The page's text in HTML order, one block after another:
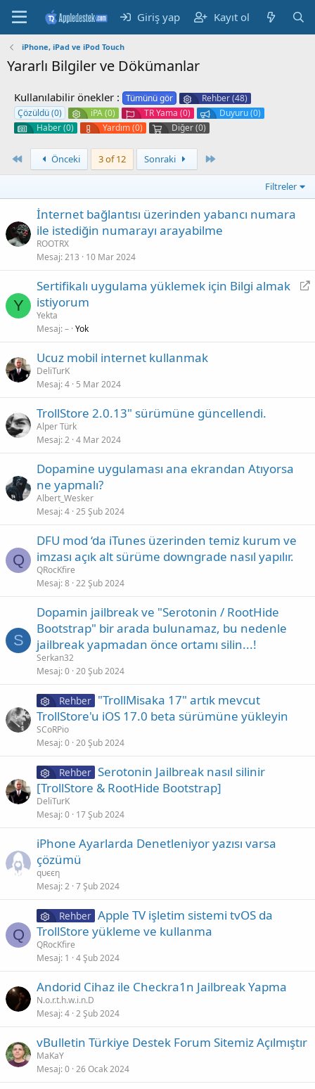
Giriş yap Kayıt ol
iPhone, iPad ve iPod Touch
Yararlı Bilgiler ve Dökümanlar
Kullanılabilir önekler : Tümünü gör
Rehber (48)
Çözüldü (0)
iPA (0) TR Yama (0)
Duyuru (0)
Haber (0)
Yardım (0) Diğer (0)
Birinci Önceki 3 of 12 Sonraki
Filtreler
İnternet bağlantısı üzerinden yabancı numara
ile istediğin numarayı arayabilme
ROOTRX
Mesaj 213 10 Mar 2024
Y
Y
Sertifikalı uygulama yüklemek için Bilgi almak
istiyorum
Yekta
Mesaj – Yok
Ucuz mobil internet kullanmak
DeliTurK
Mesaj 4 5 Mar 2024
TrollStore 2.0.13" sürümüne güncellendi.
Alper Türk
Mesaj 2 4 Mar 2024
Dopamine uygulaması ana ekrandan Atıyorsa
ne yapmalı?
Albert_Wesker
Mesaj 4 25 Şub 2024
Q
DFU mod ‘da iTunes üzerinden temiz kurum ve
imzası açık alt sürüme downgrade nasıl yapılır.
QRocKfire
Mesaj 8 22 Şub 2024
S
Dopamin jailbreak ve "Serotonin / RootHide
Bootstrap" bir arada bulunamaz, bu nedenle
jailbreak yapmadan önce ortamı silin...!
Serkan32
Mesaj 0 20 Şub 2024
Rehber "TrollMisaka 17" artık mevcut
TrollStore'u iOS 17.0 beta sürümüne yükleyin
SCoRPio
Mesaj 0 20 Şub 2024
Rehber Serotonin Jailbreak nasıl silinir
[TrollStore & RootHide Bootstrap]
DeliTurK
Mesaj 0 17 Şub 2024
iPhone Ayarlarda Denetleniyor yazısı varsa
çözümü
qυєєη
Mesaj 2 7 Şub 2024
Q
Rehber Apple TV işletim sistemi tvOS da
TrollStore yükleme ve kullanma
QRocKfire
Mesaj 1 4 Şub 2024
Andorid Cihaz ile Checkra1n Jailbreak Yapma
N.o.r.t.h.w.i.n.D
Mesaj 4 2 Şub 2024
vBulletin Türkiye Destek Forum Sitemiz Açılmıştır
MaKaY
Mesaj 0 26 Ocak 2024